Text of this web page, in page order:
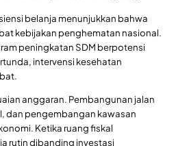
belanja menunjukkan bahwa
kebijakan penghematan nasional.
peningkatan SDM berpotensi
intervensi kesehatan
anggaran. Pembangunan jalan
dan pengembangan kawasan
Ketika ruang fiskal
rutin dibanding investasi